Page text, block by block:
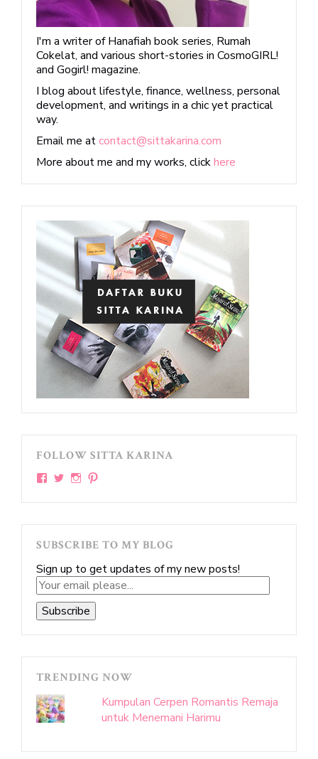
I'm a writer of Hanafiah book series, Rumah
Cokelat, and various short-stories in CosmoGIRL!
and Gogirl! magazine.
I blog about lifestyle, finance, wellness, personal
development, and writings in a chic yet practical
way.
Email me atcontact@sittakarina.com
More about me and my works, clickhere
FOLLOW SITTA KARINA
View View View
SUBSCRIBE TO MY BLOG
Sign up to get updates of my new posts!
Your
email
please...
Subscribe
TRENDING NOW
Kumpulan Cerpen Romantis Remaja
untuk Menemani Harimu